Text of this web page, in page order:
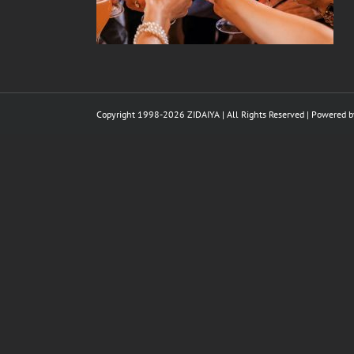
Copyright 1998-2026 ZIDAIYA | All Rights Reserved | Powered